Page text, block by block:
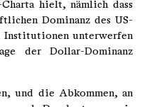
hielt, nämlich dass
Dominanz des US-
Institutionen unterwerfen
der Dollar-Dominanz
und die Abkommen, an